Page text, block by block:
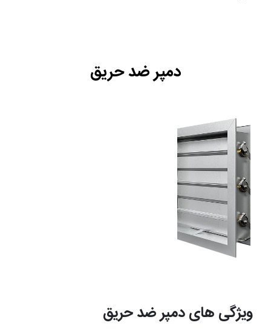
دمپر ضد حریق
ویژگی های دمپر ضد حریق